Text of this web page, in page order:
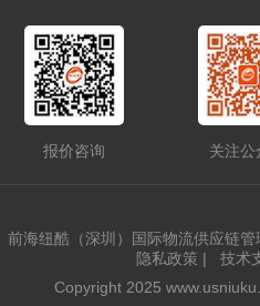
报价咨询 关注公
前海纽酷（深圳）国际物流供应链管
隐私政策 |
技术
Copyright 2025